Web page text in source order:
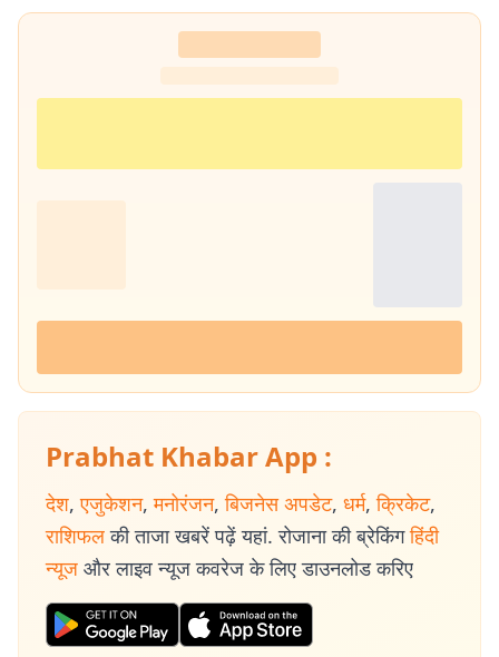
Prabhat Khabar App :
देश, एजुकेशन, मनोरंजन, बिजनेस अपडेट, धर्म, क्रिकेट,
राशिफल की ताजा खबरें पढ़ें यहां. रोजाना की ब्रेकिंग हिंदी
न्यूज और लाइव न्यूज कवरेज के लिए डाउनलोड करिए